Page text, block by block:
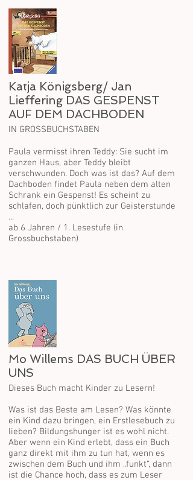
Katja Königsberg/ Jan
Lieffering DAS GESPENST
AUF DEM DACHBODEN
IN GROSSBUCHSTABEN
Paula vermisst ihren Teddy: Sie sucht im
ganzen Haus, aber Teddy bleibt
verschwunden. Doch was ist das? Auf dem
Dachboden findet Paula neben dem alten
Schrank ein Gespenst! Es scheint zu
schlafen, doch pünktlich zur Geisterstunde
...
ab 6 Jahren / 1. Lesestufe (in
Grossbuchstaben)
Mo Willems DAS BUCH ÜBER
UNS
Dieses Buch macht Kinder zu Lesern!
Was ist das Beste am Lesen? Was könnte
ein Kind dazu bringen, ein Erstlesebuch zu
lieben? Bildungshunger ist es wohl nicht.
Aber wenn ein Kind erlebt, dass ein Buch
ganz direkt mit ihm zu tun hat, wenn es
zwischen dem Buch und ihm „funkt“, dann
ist die Chance hoch, dass es zum Leser